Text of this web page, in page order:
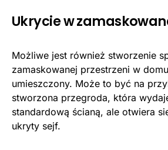
Ukrycie w
Możliwe jest również stworzenie
zamaskowanej przestrzeni w
umieszczony. Może to być na
stworzona przegroda, która
standardową ścianą, ale otwiera
ukryty sejf.